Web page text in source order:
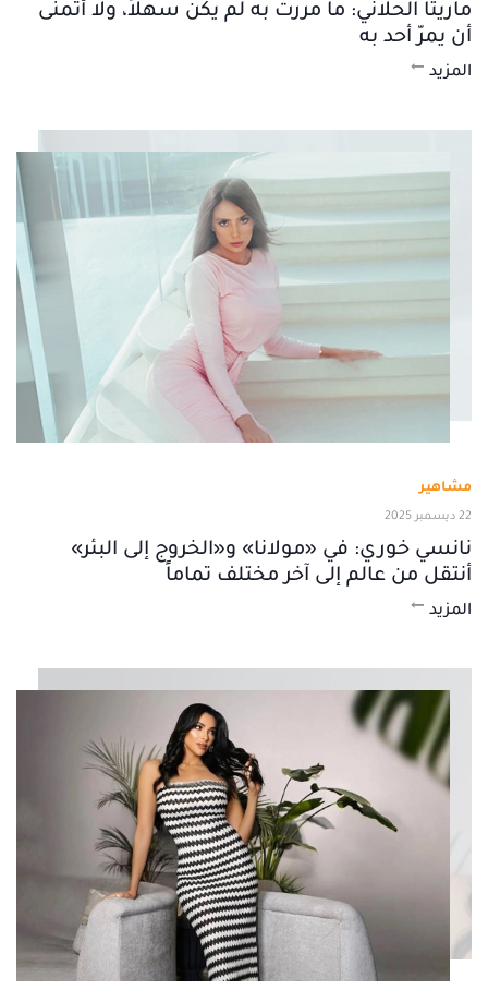
ماريتا الحلاني: ما مررتُ به لم يكن سهلاً، ولا أتمنى
أن يمرّ أحد به
المزيد
مشاهير
22 ديسمبر 2025
نانسي خوري: في «مولانا» و«الخروج إلى البئر»
أنتقل من عالم إلى آخر مختلف تماماً
المزيد